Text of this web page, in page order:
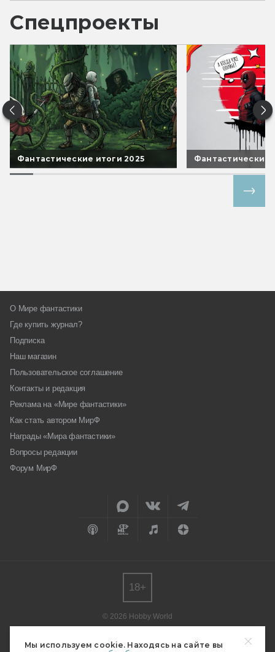
Мы используем cookie. Находясь на сайте вы
Спецпроекты
Фантастические итоги 2025 Фантастические
О Мире фантастики
Где купить журнал?
Подписка
Наш магазин
Пользовательское соглашение
Контакты и редакция
Реклама на «Мире фантастики»
Как стать автором МирФ
Награды «Мира фантастики»
Вопросы редакции
Форум МирФ
© 2026 Hobby World
редакции.
18+